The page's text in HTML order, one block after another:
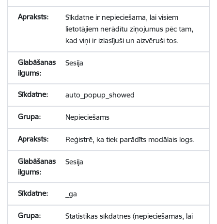
Sīkdatne ir nepieciešama, lai visiem
lietotājiem nerādītu ziņojumus pēc tam,
kad viņi ir izlasījuši un aizvēruši tos.
Sesija
auto_popup_showed
Nepieciešams
Reģistrē, ka tiek parādīts modālais logs.
Sesija
_ga
Statistikas sīkdatnes (nepieciešamas, lai